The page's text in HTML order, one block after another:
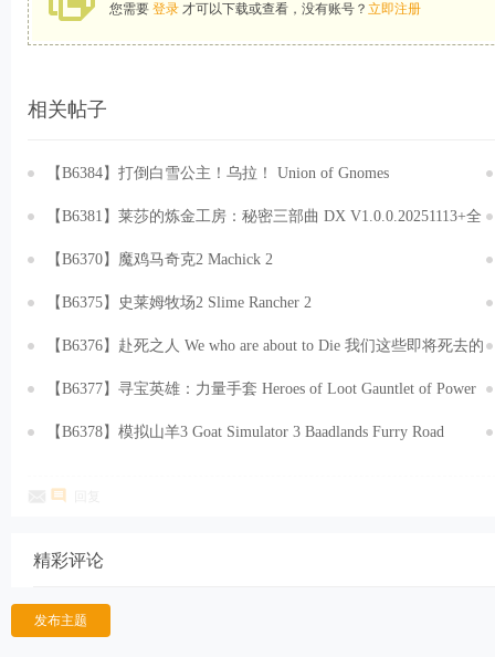
您需要 登录 才可以下载或查看，没有账号？ 立即注册
相关帖子
【B6384】打倒白雪公主！乌拉！ Union of Gnomes
v1.5.31.20251029 免安装中文版[2.19GB]
【B6381】莱莎的炼金工房：秘密三部曲 DX V1.0.0.20251113+全
DLC+预购特典+季票WIT 免安装中文豪华版[106GB]
【B6370】魔鸡马奇克2 Machick 2
v1.0.27.Build.20534019.20251030 免安装中文版[886MB]
【B6375】史莱姆牧场2 Slime Rancher 2
v1.0.3.Build.20503992.20251030+全DLC 免安装中文版[4.88GB]
【B6376】赴死之人 We who are about to Die 我们这些即将死去的
人 v0.86.EA.Build.20814890.20251117+全DLC 免安装中文版
[6.89GB]
【B6377】寻宝英雄：力量手套 Heroes of Loot Gauntlet of Power
v1.6.1.Build.20800853.20251120 免安装中文版[171MB]
【B6378】模拟山羊3 Goat Simulator 3 Baadlands Furry Road
精彩评论
发布主题